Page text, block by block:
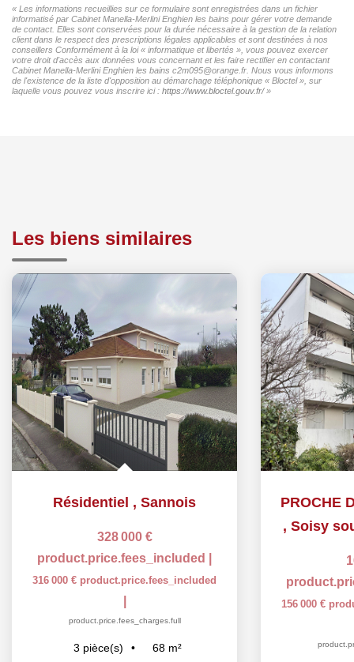
« Les informations recueillies sur ce formulaire sont enregistrées dans un fichier
informatisé par Cabinet Manella-Merlini Enghien les bains pour gérer votre demande
de contact. Elles sont conservées pour la durée nécessaire à la gestion de la relation
client dans le respect des prescriptions légales applicables et sont destinées à nos
conseillers Conformément à la loi « informatique et libertés », vous pouvez exercer
votre droit d'accès aux données vous concernant et les faire rectifier en contactant
Cabinet Manella-Merlini Enghien les bains c2m095@orange.fr. Nous vous informons
de l'existence de la liste d'opposition au démarchage téléphonique « Bloctel », sur
laquelle vous pouvez vous inscrire ici : https://www.bloctel.gouv.fr/»
Les biens similaires
Résidentiel , Sannois
328 000 €
product.price.fees_included
316 000 € product.price.fees_included
product.price.fees_charges.full
3 pièce(s) 68 m²
, Soisy
156 000 €